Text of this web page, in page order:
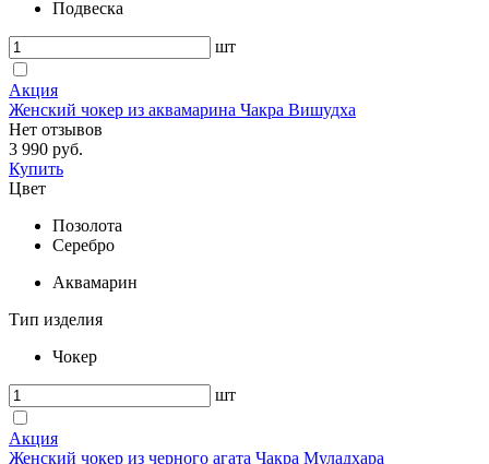
Подвеска
шт
Акция
Женский чокер из аквамарина Чакра Вишудха
Нет отзывов
3 990 руб.
Купить
Цвет
Позолота
Серебро
Аквамарин
Тип изделия
Чокер
шт
Акция
Женский чокер из черного агата Чакра Муладхара